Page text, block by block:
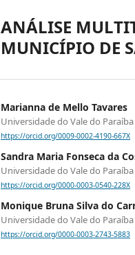
ANÁLISE
MUNICÍPIO DE
Marianna de Mello Tavares
Universidade do Vale do Paraíba
https://orcid.org/0009-0002-4190-667X
Sandra Maria Fonseca da
Universidade do Vale do Paraíba
https://orcid.org/0000-0003-0540-228X
Monique Bruna Silva do
Universidade do Vale do Paraíba
https://orcid.org/0000-0003-2743-5883